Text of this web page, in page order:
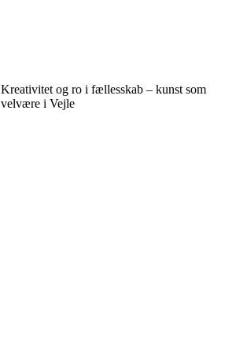
Kreativitet og ro i fællesskab – kunst som
velvære i Vejle